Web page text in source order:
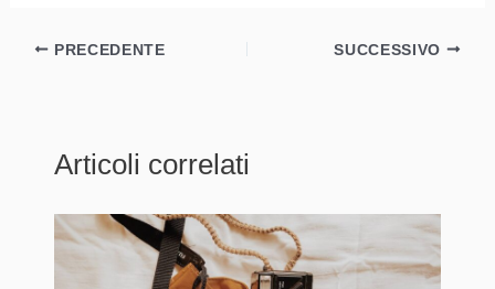
PRECEDENTE SUCCESSIVO
Articoli correlati